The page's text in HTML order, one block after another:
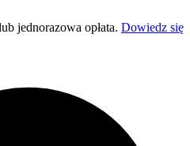
jednorazowa opłata. Dowiedz się